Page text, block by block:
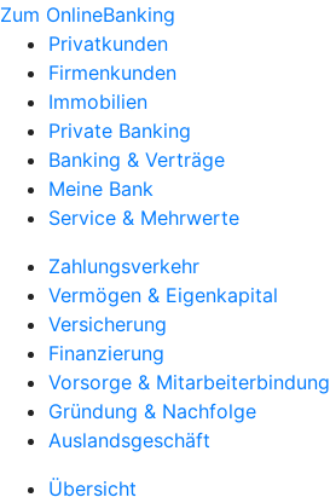
Zum OnlineBanking
Privatkunden
Firmenkunden
Immobilien
Private Banking
Banking & Verträge
Meine Bank
Service & Mehrwerte
Zahlungsverkehr
Vermögen & Eigenkapital
Versicherung
Finanzierung
Vorsorge & Mitarbeiterbindung
Gründung & Nachfolge
Auslandsgeschäft
Übersicht